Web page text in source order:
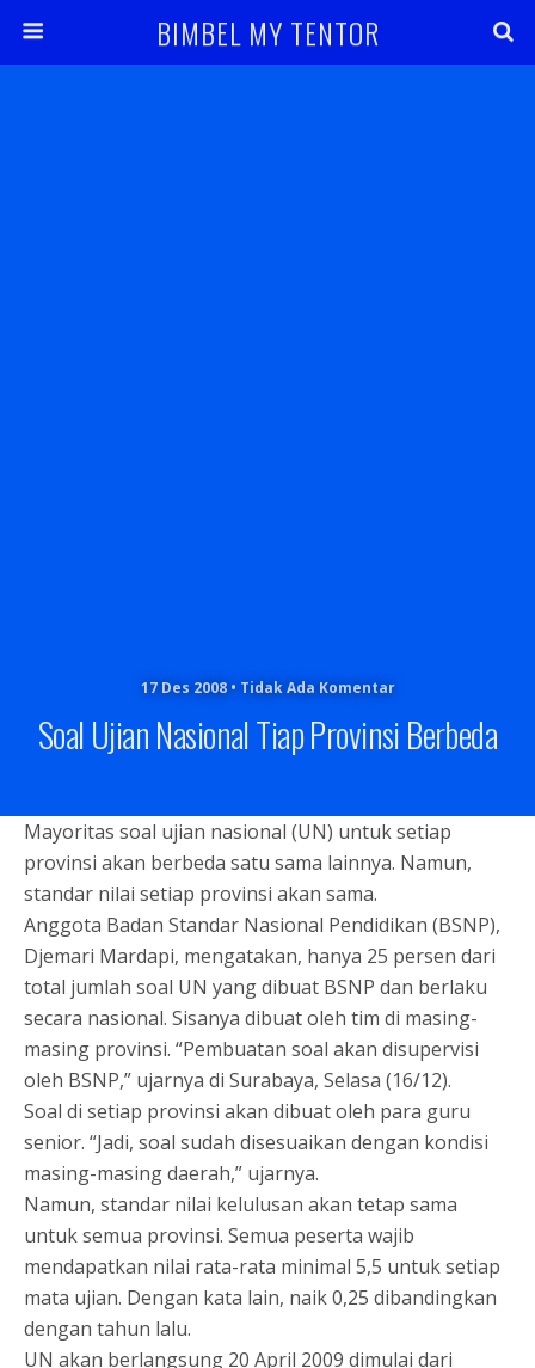
BIMBEL MY TENTOR
17 Des 2008 • Tidak Ada Komentar
Soal Ujian Nasional Tiap Provinsi Berbeda
Mayoritas soal ujian nasional (UN) untuk setiap
provinsi akan berbeda satu sama lainnya. Namun,
standar nilai setiap provinsi akan sama.
Anggota Badan Standar Nasional Pendidikan (BSNP),
Djemari Mardapi, mengatakan, hanya 25 persen dari
total jumlah soal UN yang dibuat BSNP dan berlaku
secara nasional. Sisanya dibuat oleh tim di masing-
masing provinsi. “Pembuatan soal akan disupervisi
oleh BSNP,” ujarnya di Surabaya, Selasa (16/12).
Soal di setiap provinsi akan dibuat oleh para guru
senior. “Jadi, soal sudah disesuaikan dengan kondisi
masing-masing daerah,” ujarnya.
Namun, standar nilai kelulusan akan tetap sama
untuk semua provinsi. Semua peserta wajib
mendapatkan nilai rata-rata minimal 5,5 untuk setiap
mata ujian. Dengan kata lain, naik 0,25 dibandingkan
dengan tahun lalu.
UN akan berlangsung 20 April 2009 dimulai dari